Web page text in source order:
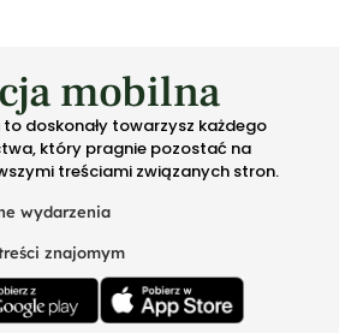
mobilna
doskonały towarzysz każdego
który pragnie pozostać na
treściami związanych stron.
wydarzenia
znajomym